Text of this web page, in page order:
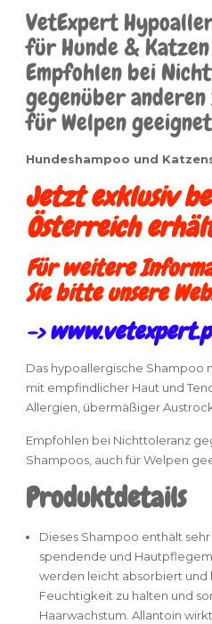
VetExpert
für Hunde &
Empfohlen bei
gegenüber anderen
für Welpen
Hundeshampoo und
Jetzt exklusiv
Österreich
Für weitere
Sie bitte unsere
->
Das hypoallergische Shampoo
mit empfindlicher Haut und
Allergien, übermäßiger
Empfohlen bei Nichttoleranz
Shampoos, auch für Welpen
Produktdetails
Dieses Shampoo enthält
spendende und
werden leicht absorbiert und
Feuchtigkeit zu halten und
Haarwachstum. Allantoin